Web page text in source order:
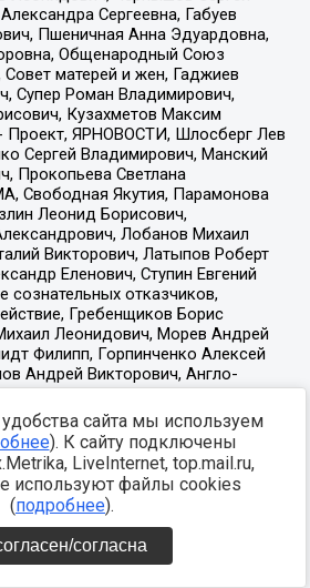
сайта мы используем
). К сайту подключены
LiveInternet, top.mail.ru,
используют файлы cookies
(подробнее).
согласна